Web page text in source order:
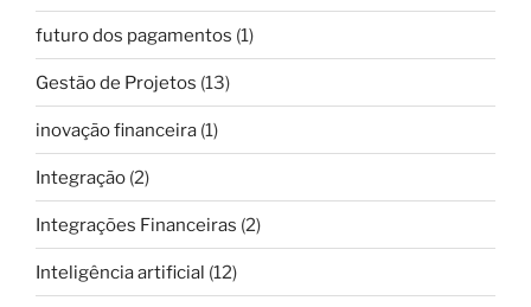
futuro dos pagamentos (1)
Gestão de Projetos (13)
inovação financeira (1)
Integração (2)
Integrações Financeiras (2)
Inteligência artificial (12)